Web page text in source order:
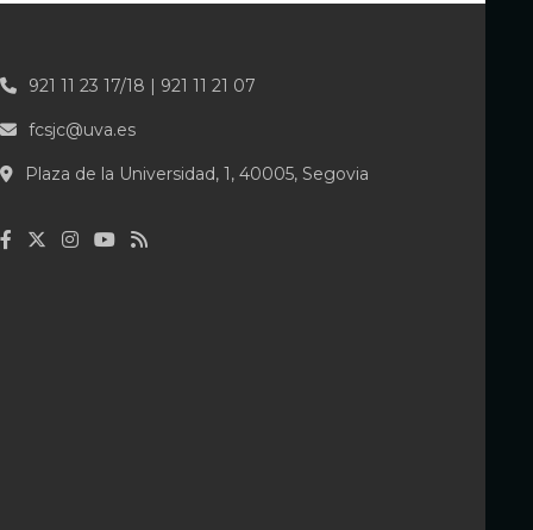
921 11 23 17/18 | 921 11 21 07
fcsjc@uva.es
Plaza de la Universidad, 1, 40005, Segovia